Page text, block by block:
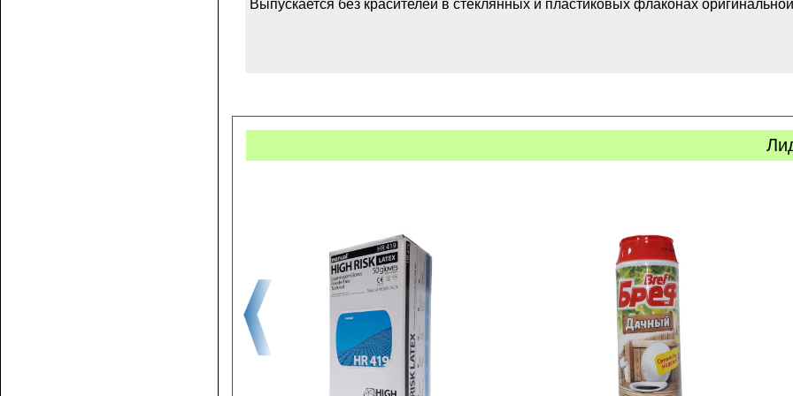
Выпускается без красителей в стеклянных и пластиковых флаконах